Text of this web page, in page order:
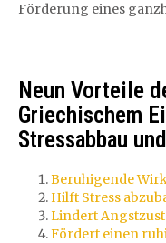
Förderung eines
Neun Vorteile
Griechischem
Stressabbau
Beruhigende
Hilft Stress
Lindert
Fördert einen